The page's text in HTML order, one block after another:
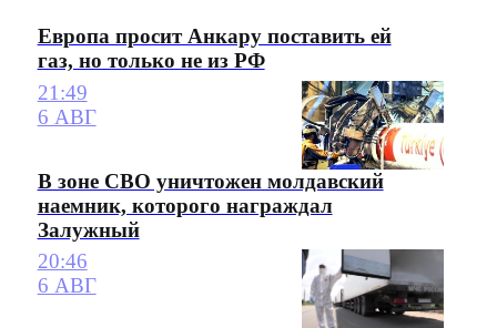
Европа просит Анкару поставить ей
газ, но только не из РФ
21:49
6 АВГ
В зоне СВО уничтожен молдавский
наемник, которого награждал
Залужный
20:46
6 АВГ